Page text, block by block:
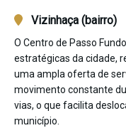
Vizinhaça (bairro)
O Centro de Passo
estratégicas da cidade,
uma ampla oferta de
movimento constante
vias, o que facilita
município.